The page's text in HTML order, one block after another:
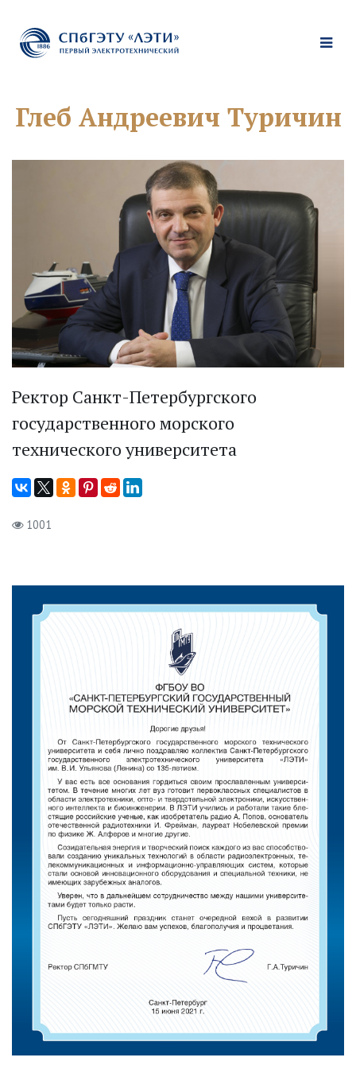
Глеб Андреевич Туричин
Ректор Санкт-Петербургского
государственного морского
технического университета
1001